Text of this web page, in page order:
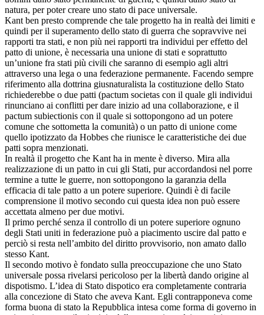
natura, per poter creare uno stato di pace universale.
Kant ben presto comprende che tale progetto ha in realtà dei limiti e
quindi per il superamento dello stato di guerra che sopravvive nei
rapporti tra stati, e non più nei rapporti tra individui per effetto del
patto di unione, è necessaria una unione di stati e soprattutto
un’unione fra stati più civili che saranno di esempio agli altri
attraverso una lega o una federazione permanente. Facendo sempre
riferimento alla dottrina giusnaturalista la costituzione dello Stato
richiederebbe o due patti (pactum societas con il quale gli individui
rinunciano ai conflitti per dare inizio ad una collaborazione, e il
pactum subiectionis con il quale si sottopongono ad un potere
comune che sottometta la comunità) o un patto di unione come
quello ipotizzato da Hobbes che riunisce le caratteristiche dei due
patti sopra menzionati.
In realtà il progetto che Kant ha in mente è diverso. Mira alla
realizzazione di un patto in cui gli Stati, pur accordandosi nel porre
termine a tutte le guerre, non sottopongono la garanzia della
efficacia di tale patto a un potere superiore. Quindi è di facile
comprensione il motivo secondo cui questa idea non può essere
accettata almeno per due motivi.
Il primo perché senza il controllo di un potere superiore ognuno
degli Stati uniti in federazione può a piacimento uscire dal patto e
perciò si resta nell’ambito del diritto provvisorio, non amato dallo
stesso Kant.
Il secondo motivo è fondato sulla preoccupazione che uno Stato
universale possa rivelarsi pericoloso per la libertà dando origine al
dispotismo. L’idea di Stato dispotico era completamente contraria
alla concezione di Stato che aveva Kant. Egli contrapponeva come
forma buona di stato la Repubblica intesa come forma di governo in